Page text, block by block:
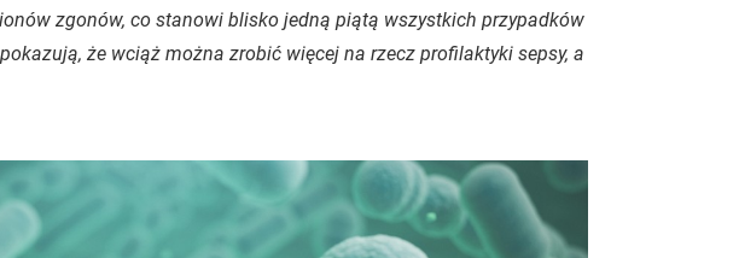
zgonów, co stanowi blisko jedną piątą wszystkich przypadków
że wciąż można zrobić więcej na rzecz profilaktyki sepsy, a